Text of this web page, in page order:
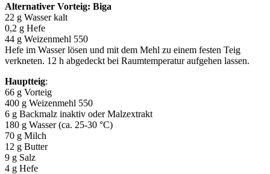
Alternativer Vorteig: Biga
22 g Wasser kalt
0,2 g Hefe
44 g Weizenmehl 550
Hefe im Wasser lösen und mit dem Mehl zu einem festen Teig
verkneten. 12 h abgedeckt bei Raumtemperatur aufgehen lassen.
Hauptteig:
66 g Vorteig
400 g Weizenmehl 550
6 g Backmalz inaktiv oder Malzextrakt
180 g Wasser (ca. 25-30 °C)
70 g Milch
12 g Butter
9 g Salz
4 g Hefe